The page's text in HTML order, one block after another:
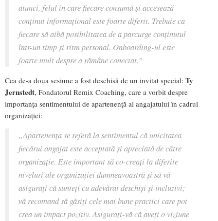
atunci, felul în care fiecare consumă și accesează
conținut informațional este foarte diferit. Trebuie ca
fiecare să aibă posibilitatea de a parcurge conținutul
într-un timp și ritm personal. Onboarding-ul este
foarte mult despre a rămâne conectat.”
Cea de-a doua sesiune a fost deschisă de un invitat special: Ty
Jernstedt, Fondatorul Remix Coaching, care a vorbit despre
importanța sentimentului de apartenență al angajatului în cadrul
organizației:
„Apartenența se referă la sentimentul că unicitatea
fiecărui angajat este acceptată și apreciată de către
organizație. Este important să co-creați la diferite
niveluri ale organizației dumneavoastră și să vă
asigurați că sunteți cu adevărat deschiși și incluzivi;
vă recomand să găsiți cele mai bune practici care pot
crea un impact pozitiv. Asigurați-vă că aveți o viziune